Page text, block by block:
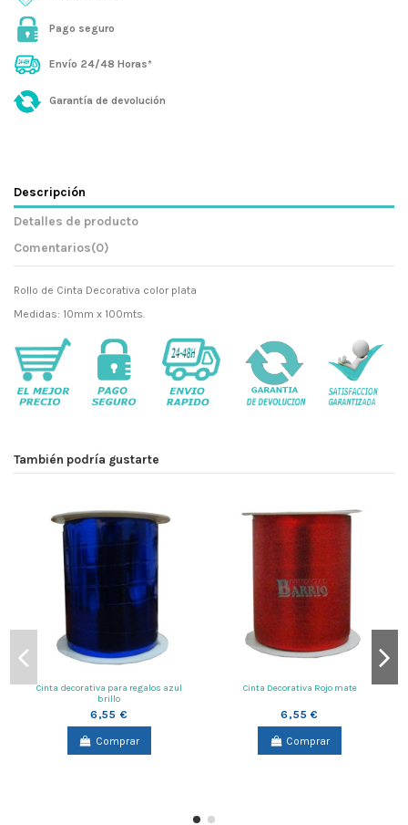
Pago seguro
Envío 24/48 Horas*
Garantía de devolución
Descripción
Detalles de producto
Comentarios(0)
Rollo de Cinta Decorativa color plata
Medidas: 10mm x 100mts.
También podría gustarte
Cinta decorativa para regalos azul
brillo
6,55 €
Comprar
Cinta Decorativa Rojo mate
6,55 €
Comprar